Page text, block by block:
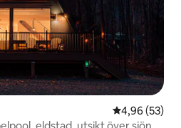
4,96 av 5 i
4,96 (53)